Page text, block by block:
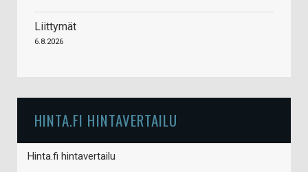
Liittymät
6.8.2026
HINTA.FI HINTAVERTAILU
Hinta.fi hintavertailu